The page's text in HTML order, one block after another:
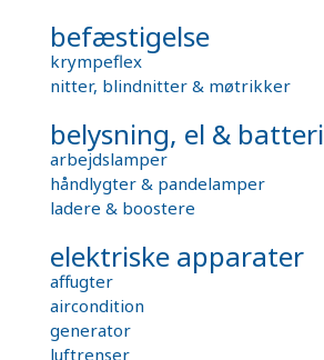
befæstigelse
krympeflex
nitter, blindnitter & møtrikker
belysning, el & batteri
arbejdslamper
håndlygter & pandelamper
ladere & boostere
elektriske apparater
affugter
aircondition
generator
luftrenser